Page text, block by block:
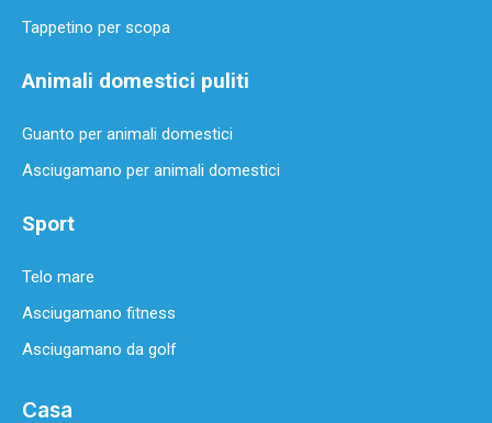
Tappetino per scopa
Animali domestici puliti
Guanto per animali domestici
Asciugamano per animali domestici
Sport
Telo mare
Asciugamano fitness
Asciugamano da golf
Casa